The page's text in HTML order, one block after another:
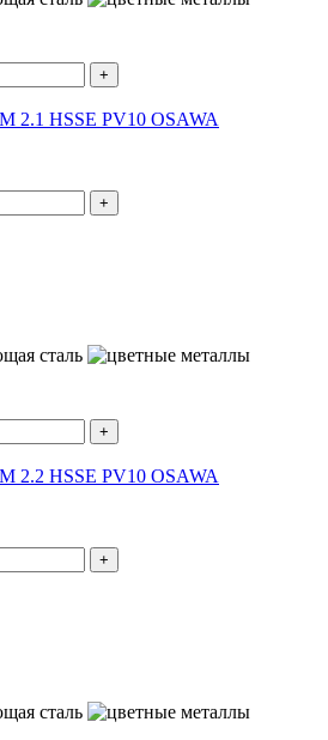
+
2.1 HSSE PV10 OSAWA
+
+
2.2 HSSE PV10 OSAWA
+